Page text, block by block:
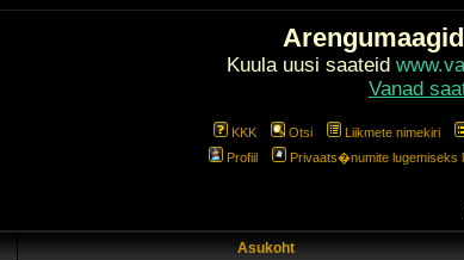
Kuula uusi saateid
Vanad
KKK Otsi Liikmete nimekiri
Profiil
Privaats�numite lugemiseks
Asukoht